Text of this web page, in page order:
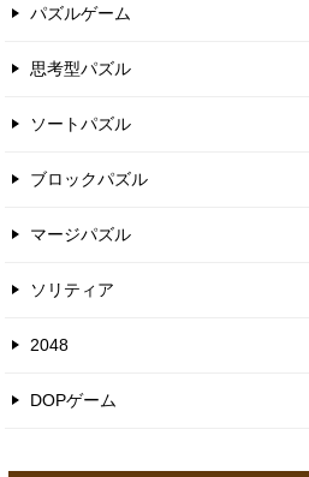
パズルゲーム
思考型パズル
ソートパズル
ブロックパズル
マージパズル
ソリティア
2048
DOPゲーム